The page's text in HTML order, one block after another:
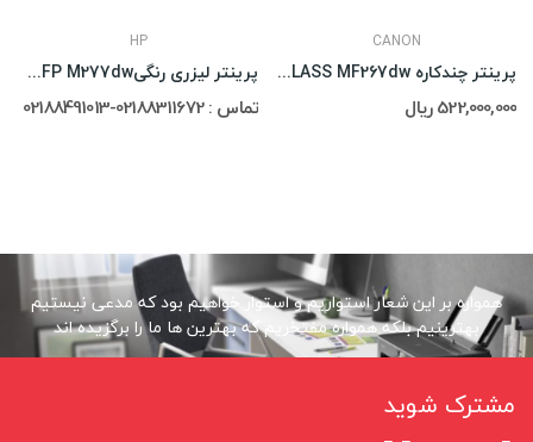
HP
پرینتر لیزری رنگیHP LaserJet Pro MFP M277dw
تماس : 02188311672-02188491013
CANON
پرینتر چندکاره Canon imageCLASS MF267dw
522,000,000 ریال
همواره بر این شعار استواریم و استوار خواهیم بود که مدعی نیستیم
بهترینیم بلکه همواره مفتخریم که بهترین ها ما را برگزیده اند
مشترک شوید